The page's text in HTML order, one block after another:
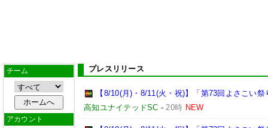
チーム
アカウント
プレスリリース
【8/10(月)・8/11(火・祝)】「第73回よさこい
高知ユナイテッドSC -20時 NEW